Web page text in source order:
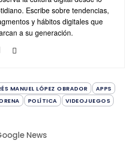
Escribe sobre tendencias,
y hábitos digitales que
a su generación.
MANUEL LÓPEZ OBRADOR
APPS
POLÍTICA VIDEOJUEGOS
News